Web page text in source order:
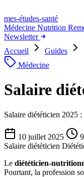
mes-études-santé
Médecine Nutrition
Newsletter
Accueil
Guides
Médecine
Salaire
Salaire diététicien 2025
10 juillet 2025
Salaire diététicien
Le diététicien-
Pourtant, la profession